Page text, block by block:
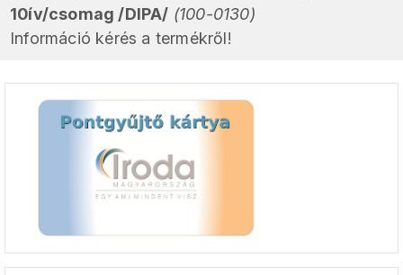
10ív/csomag /DIPA/ (100-0130)
Információ kérés a termékről!